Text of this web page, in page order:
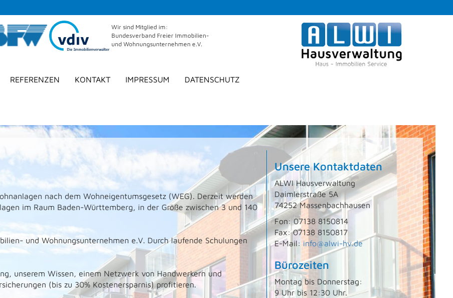
Wir sind Mitglied im:
Bundesverband Freier Immobilien-
und Wohnungsunternehmen e.V.
REFERENZEN KONTAKT IMPRESSUM DATENSCHUTZ
nach dem Wohneigentumsgesetz (WEG). Derzeit werden
im Raum Baden-Württemberg, in der Größe zwischen 3 und 140
und Wohnungsunternehmen e.V. Durch laufende Schulungen
unserem Wissen, einem Netzwerk von Handwerkern und
(bis zu 30% Kostenersparnis) profitieren.
Unsere Kontaktdaten
ALWI Hausverwaltung
Daimlerstraße 5A
74252 Massenbachhausen
Fon: 07138 8150814
Fax: 07138 8150817
E-Mail: info@alwi-hv.de
Bürozeiten
Montag bis Donnerstag:
9 Uhr bis 12:30 Uhr.